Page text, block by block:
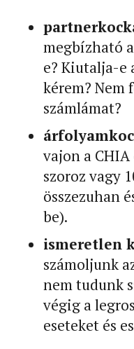
megbízható
e? Kiutalja-e
kérem? Nem
számlámat?
vajon a
szoroz vagy
összezuhan
be).
ismeretlen
számoljunk
nem tudunk
végig a
eseteket és